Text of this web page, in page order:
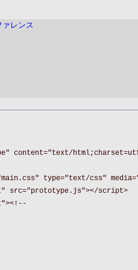
レンス
content="text/
type="text/css"
src="prototype.js"></script>